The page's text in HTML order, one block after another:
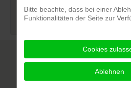
Suche
Bitte beachte, dass bei einer
Funktionalitäten der Seite zur
Cookies
Ablehnen